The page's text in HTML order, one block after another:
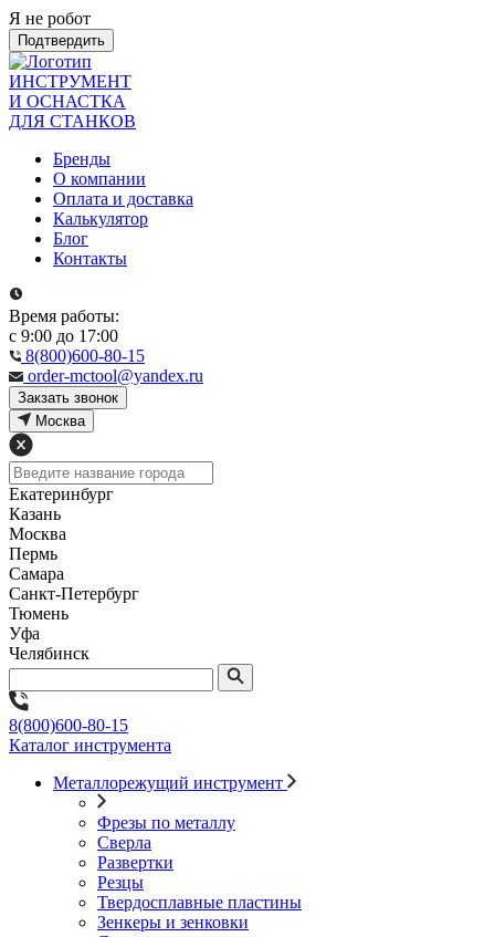
Я не робот
Подтвердить
ИНСТРУМЕНТ
И ОСНАСТКА
ДЛЯ СТАНКОВ
Бренды
О компании
Оплата и доставка
Калькулятор
Блог
Контакты
Время работы:
с 9:00 до 17:00
8(800)600-80-15
order-mctool@yandex.ru
Закзать звонок
Москва
Екатеринбург
Казань
Москва
Пермь
Самара
Санкт-Петербург
Тюмень
Уфа
Челябинск
8(800)600-80-15
Каталог инструмента
Металлорежущий инструмент
Фрезы по металлу
Сверла
Развертки
Резцы
Твердосплавные пластины
Зенкеры и зенковки